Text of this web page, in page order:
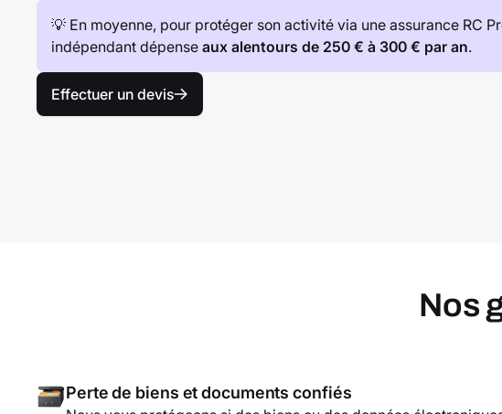
💡 En moyenne, pour protéger son activité via une assurance RC
indépendant dépense aux alentours de 250 € à 300 € par an.
Effectuer un devis
Nos
Perte de biens et documents confiés